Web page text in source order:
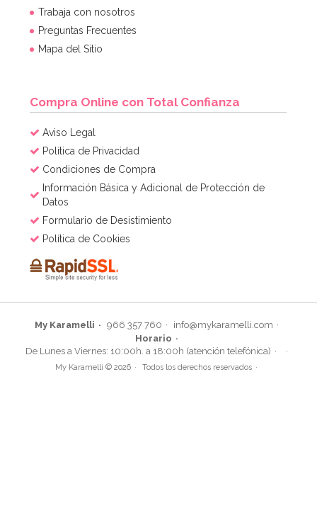
Trabaja con nosotros
Preguntas Frecuentes
Mapa del Sitio
Compra Online con Total Confianza
Aviso Legal
Política de Privacidad
Condiciones de Compra
Información Básica y Adicional de Protección de
Datos
Formulario de Desistimiento
Política de Cookies
My Karamelli 966 357 760
info@mykaramelli.com
Horario
De Lunes a Viernes: 10:00h. a 18:00h (atención telefónica)
My Karamelli © 2026 Todos los derechos reservados